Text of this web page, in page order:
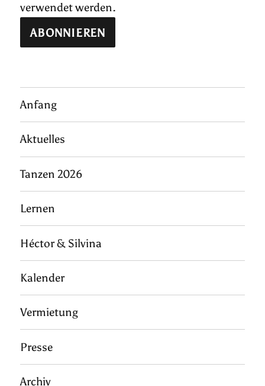
verwendet werden.
Anfang
Aktuelles
Tanzen 2026
Lernen
Héctor & Silvina
Kalender
Vermietung
Presse
Archiv